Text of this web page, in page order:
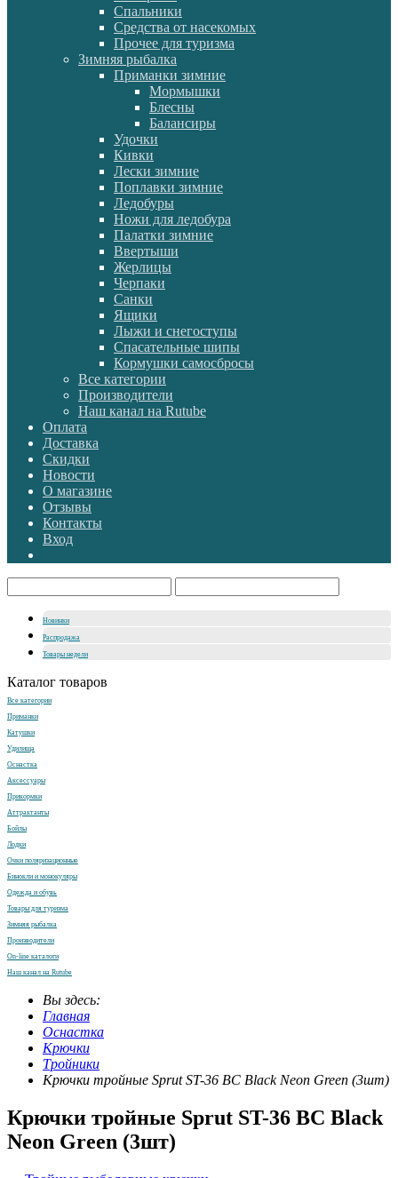
Спальники
Средства от насекомых
Прочее для туризма
Зимняя рыбалка
Приманки зимние
Мормышки
Блесны
Балансиры
Удочки
Кивки
Лески зимние
Поплавки зимние
Ледобуры
Ножи для ледобура
Палатки зимние
Ввертыши
Жерлицы
Черпаки
Санки
Ящики
Лыжи и снегоступы
Спасательные шипы
Кормушки самосбросы
Все категории
Производители
Наш канал на Rutube
Оплата
Доставка
Скидки
Новости
О магазине
Отзывы
Контакты
Вход
Новинки
Распродажа
Товары недели
Каталог товаров
Все категории
Приманки
Катушки
Удилища
Оснастка
Аксессуары
Прикормки
Аттрактанты
Бойлы
Лодки
Очки поляризационные
Бинокли и монокуляры
Одежда и обувь
Товары для туризма
Зимняя рыбалка
Производители
On-line каталоги
Наш канал на Rutube
Вы здесь:
Главная
Оснастка
Крючки
Тройники
Крючки тройные Sprut ST-36 BC Black Neon Green (3шт)
Крючки тройные Sprut ST-36 BC Black
Neon Green (3шт)